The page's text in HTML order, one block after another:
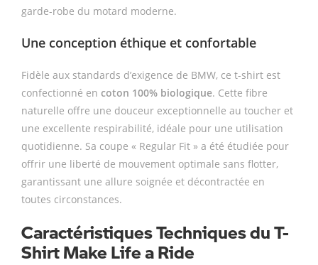
garde-robe du motard moderne.
Une conception éthique et confortable
Fidèle aux standards d’exigence de BMW, ce t-shirt est
confectionné en coton 100% biologique. Cette fibre
naturelle offre une douceur exceptionnelle au toucher et
une excellente respirabilité, idéale pour une utilisation
quotidienne. Sa coupe « Regular Fit » a été étudiée pour
offrir une liberté de mouvement optimale sans flotter,
garantissant une allure soignée et décontractée en
toutes circonstances.
Caractéristiques Techniques du T-
Shirt Make Life a Ride